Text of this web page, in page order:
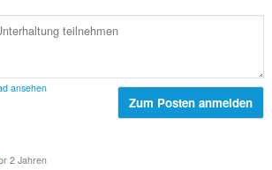
ansehen
Zum Posten anmelden
2 Jahren